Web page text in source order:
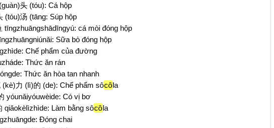
头 (tóu): Cá hộp
(tóu)汤 (tāng: Súp hộp
tīngzhuāngshādīngyú: cá mòi đóng hộp
Sữa bò đóng hộp
Chế phẩm của đường
Thức ăn rán
Thức ăn hòa tan nhanh
(kè)力 (lì)的 (de): Chế phẩm sôcôla
yóunǎiyóuwèide: Có vị bơ
qiǎokèlìzhìde: Làm bằng sôcôla
Đóng chai